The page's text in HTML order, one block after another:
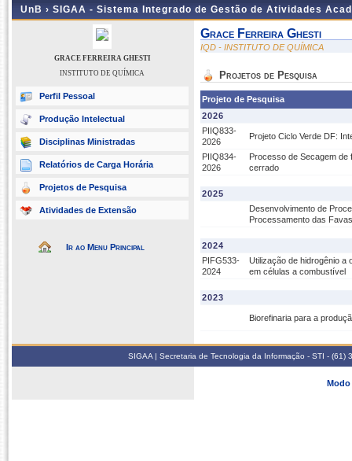
UnB › SIGAA - Sistema Integrado de Gestão de Atividades
GRACE FERREIRA GHESTI
INSTITUTO DE QUÍMICA
Perfil Pessoal
Produção Intelectual
Disciplinas Ministradas
Relatórios de Carga Horária
Projetos de Pesquisa
Atividades de Extensão
Ir ao Menu Principal
Grace Ferreira Ghesti
IQD - INSTITUTO DE QUÍMICA
Projetos de Pesquisa
Projeto de Pesquisa
2026
PIIQ833-
2026
Projeto Ciclo Verde DF:
PIIQ834-
2026
Processo de Secagem de
cerrado
2025
Desenvolvimento de
Processamento das
2024
PIFG533-
2024
Utilização de hidrogênio a
em células a combustível
2023
Biorefinaria para a
SIGAA | Secretaria de Tecnologia da Informação - STI -
Modo